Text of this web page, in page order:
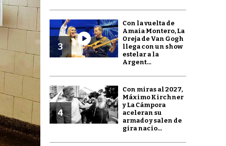
3
Con la vuelta de
Amaia Montero, La
Oreja de Van Gogh
llega con un show
estelar a la
Argent...
4
Con miras al 2027,
Máximo Kirchner
y La Cámpora
aceleran su
armado y salen de
gira nacio...